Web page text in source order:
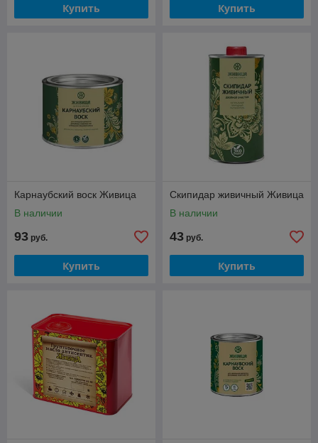
Купить Купить
Карнаубский воск Живица
В наличии
93 руб.
Купить
Скипидар живичный Живица
В наличии
43 руб.
Купить